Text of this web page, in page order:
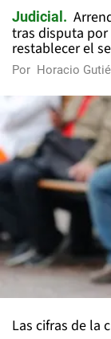
Judicial
tras disputa
restablecer el
Por Horacio
Las cifras de la